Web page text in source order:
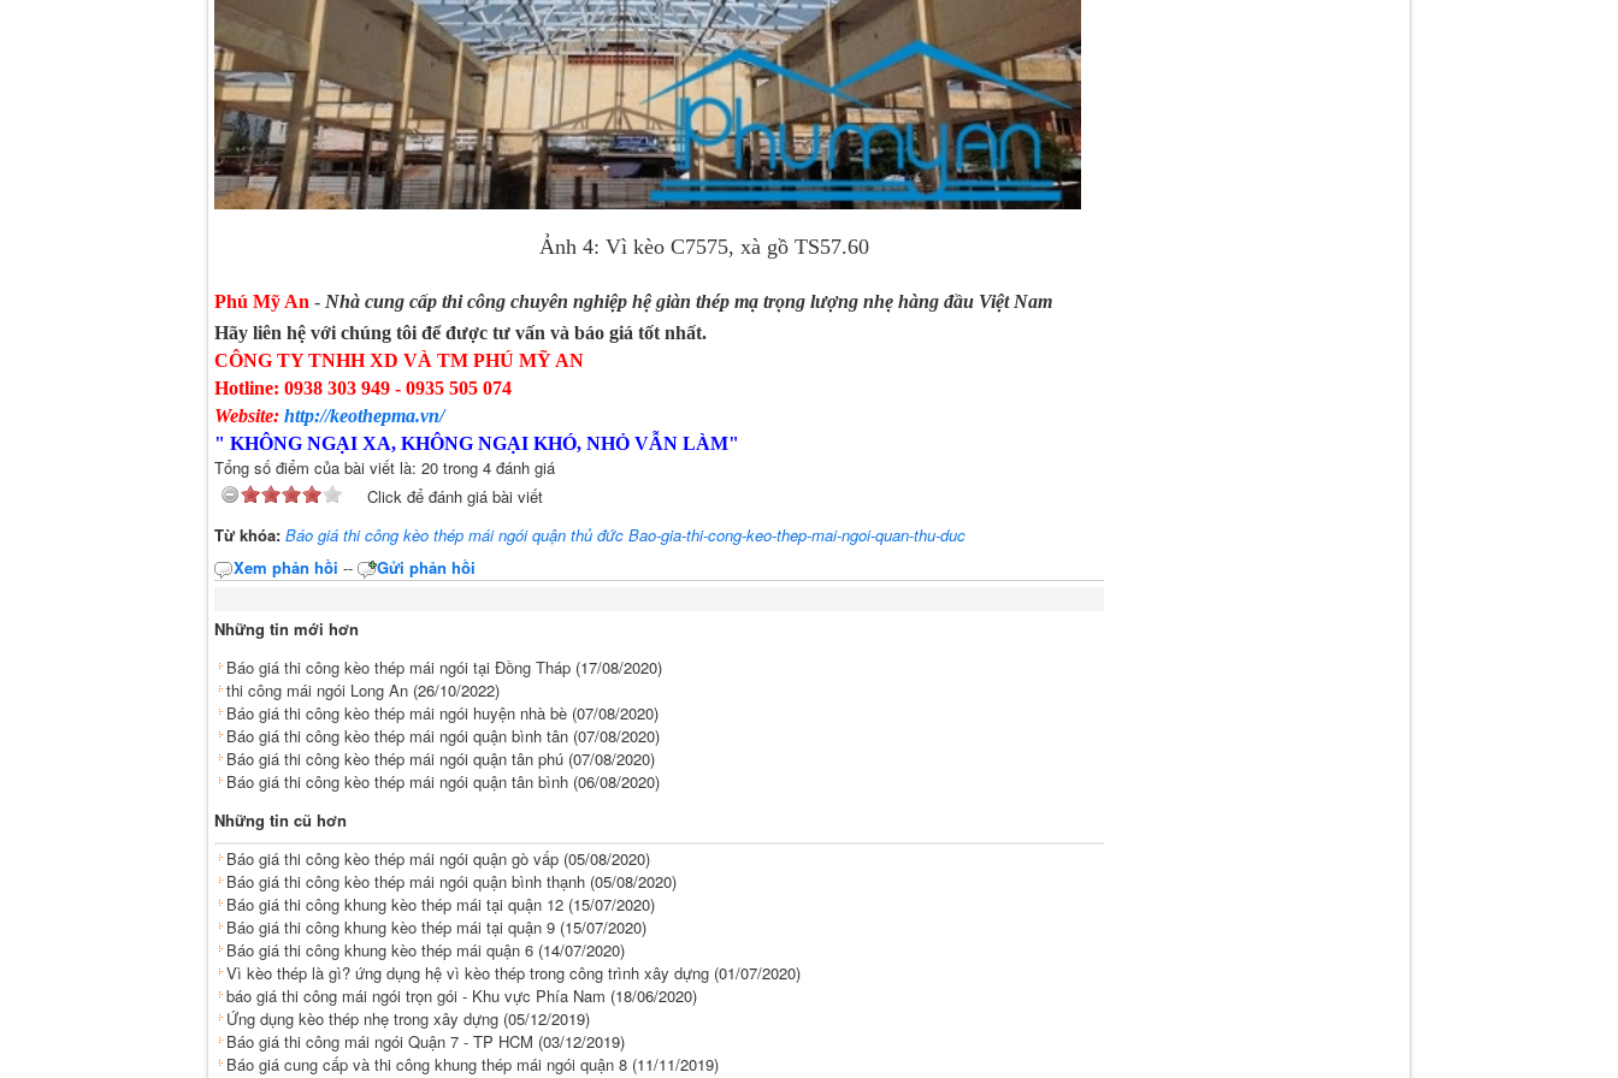
Ảnh 4: Vì kèo C7575, xà gồ TS57.60
Phú Mỹ An - Nhà cung cấp thi công chuyên nghiệp hệ giàn thép mạ trọng lượng nhẹ hàng đầu Việt Nam
Hãy liên hệ với chúng tôi để được tư vấn và báo giá tốt nhất.
CÔNG TY TNHH XD VÀ TM PHÚ MỸ AN
Hotline: 0938 303 949 - 0935 505 074
Website: http://keothepma.vn/
" KHÔNG NGẠI XA, KHÔNG NGẠI KHÓ, NHỎ VẪN LÀM"
Tổng số điểm của bài viết là: 20 trong 4 đánh giá
Click để đánh giá bài viết
Từ khóa: Báo giá thi công kèo thép mái ngói quận thủ đức Bao-gia-thi-cong-keo-thep-mai-ngoi-quan-thu-duc
Xem phản hồi -- Gửi phản hồi
Những tin mới hơn
Báo giá thi công kèo thép mái ngói tại Đồng Tháp (17/08/2020)
thi công mái ngói Long An (26/10/2022)
Báo giá thi công kèo thép mái ngói huyện nhà bè (07/08/2020)
Báo giá thi công kèo thép mái ngói quận bình tân (07/08/2020)
Báo giá thi công kèo thép mái ngói quận tân phú (07/08/2020)
Báo giá thi công kèo thép mái ngói quận tân bình (06/08/2020)
Những tin cũ hơn
Báo giá thi công kèo thép mái ngói quận gò vấp (05/08/2020)
Báo giá thi công kèo thép mái ngói quận bình thạnh (05/08/2020)
Báo giá thi công khung kèo thép mái tại quận 12 (15/07/2020)
Báo giá thi công khung kèo thép mái tại quận 9 (15/07/2020)
Báo giá thi công khung kèo thép mái quận 6 (14/07/2020)
Vì kèo thép là gì? ứng dụng hệ vì kèo thép trong công trình xây dựng (01/07/2020)
báo giá thi công mái ngói trọn gói - Khu vực Phía Nam (18/06/2020)
Ứng dụng kèo thép nhẹ trong xây dựng (05/12/2019)
Báo giá thi công mái ngói Quận 7 - TP HCM (03/12/2019)
Báo giá cung cấp và thi công khung thép mái ngói quận 8 (11/11/2019)